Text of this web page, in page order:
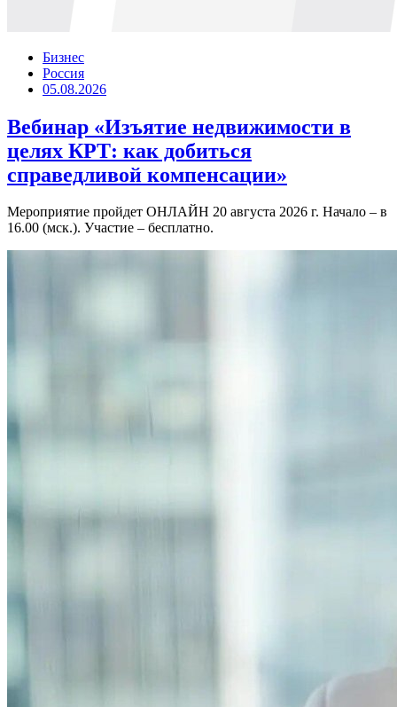
Бизнес
Россия
05.08.2026
Вебинар «Изъятие недвижимости в
целях КРТ: как добиться
справедливой компенсации»
Мероприятие пройдет ОНЛАЙН 20 августа 2026 г. Начало – в
16.00 (мск.). Участие – бесплатно.